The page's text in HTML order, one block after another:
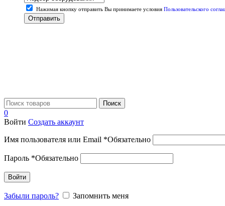
Нажимая кнопку отправить Вы принимаете условия Пользовательского
Отправить
Поиск
0
Войти Создать аккаунт
Имя пользователя или Email *Обязательно
Пароль *Обязательно
Войти
Забыли пароль?
Запомнить меня